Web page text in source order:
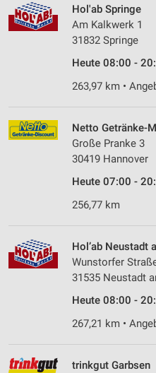
Hol'ab Springe
Am Kalkwerk 1
31832 Springe
Heute 08:00 -
263,97 km •
Netto Getränke-
Große Pranke 3
30419 Hannover
Heute 07:00 -
256,77 km
Hol’ab Neustadt
Wunstorfer
31535 Neustadt
Heute 08:00 -
267,21 km •
trinkgut Garbsen